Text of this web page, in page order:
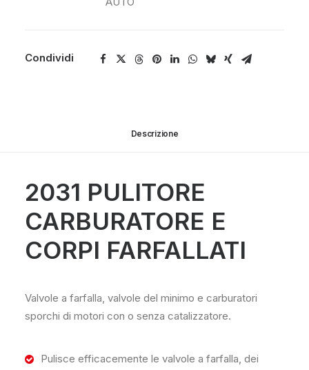
Condividi
Descrizione
2031 PULITORE
CARBURATORE E
CORPI FARFALLATI
Valvole a farfalla, valvole del minimo e carburatori
sporchi di motori con o senza catalizzatore.
Pulisce efficacemente le valvole a farfalla, dei